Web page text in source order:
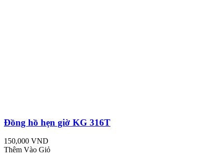
Đồng hồ hẹn giờ KG 316T
150,000 VND
Thêm Vào Giỏ